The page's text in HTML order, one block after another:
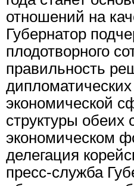
отношений на
Губернатор
плодотворного
правильность
экономической
структуры обеих
экономическом
делегация
пресс-служба